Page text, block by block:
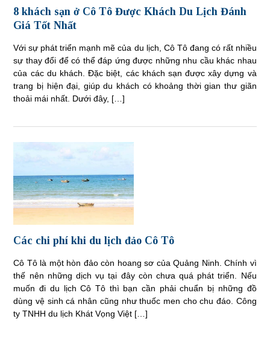
8 khách sạn ở Cô Tô Được Khách Du Lịch Đánh
Giá Tốt Nhất
Với sự phát triển mạnh mẽ của du lịch, Cô Tô đang có rất nhiều
sự thay đổi để có thể đáp ứng được những nhu cầu khác nhau
của các du khách. Đặc biệt, các khách sạn được xây dựng và
trang bị hiện đại, giúp du khách có khoảng thời gian thư giãn
thoải mái nhất. Dưới đây, […]
Các chi phí khi du lịch đảo Cô Tô
Cô Tô là một hòn đảo còn hoang sơ của Quảng Ninh. Chính vì
thế nên những dịch vụ tại đây còn chưa quá phát triển. Nếu
muốn đi du lịch Cô Tô thì bạn cần phải chuẩn bị những đồ
dùng vệ sinh cá nhân cũng như thuốc men cho chu đáo. Công
ty TNHH du lịch Khát Vọng Việt […]